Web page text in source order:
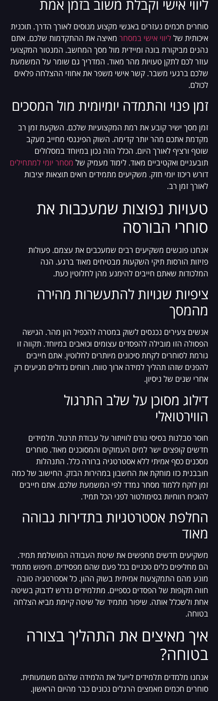
ליווי אישי וקבלת משוב בזמן אמת
סוחרים חכמים נעזרים באנשי מקצוע מנוסים לאורך הדרך. תוכנית
איכותית שלליווי אישי במסחר מאיצה את ההתקדמות שלכם. אתם
נהנים מביקורת בונה ומיידית מול מסך המחשב. המנטור המקצועי
עוזר לכם לתקן טעויות מהר מאוד. המדריך גם שומר על המשמעת
שלכם ברגעי משבר. קשר אישי משפר את אחוזי ההצלחה פלאים
לכולם.
זמן פנוי והתמדה יומיומית מול המסכים
זמן מסך ישיר קובע את רמת המקצועיות שלכם. השקעת זמן רב
מקדמת אתכם מהר יותר קדימה. השוק הפיננסי מחייב מעקב
שוטף ורציף לאורך היום. הכלל הזה נכון במיוחד במסלולים
תובעניים ואקטיביים מאוד. לימוד מעמיק של מסחר יומי למתחילים
דורש ריכוז יומי חזק. משקיעים מתמידים רואים תוצאות יציבות
לאורך זמן רב.
טעויות נפוצות שמעכבות את
סוחרי הבורסה
אנחנו פוגשים משקיעים רבים שמעכבים את עצמם. פעולות
פזיזות הורסות תיקי השקעות מבטיחים מאוד ברגע. הנה
המלכודות שאתם חייבים להימנע מהן לחלוטין כעת.
ציפיות שגויות להתעשרות מהירה
מהמסך
אנשים צעירים נכנסים לשוק במטרה להכפיל הון מהר. הגישה
הפסולה הזו מובילה להפסדים עצומים וכואבים במיוחד. תקווה זו
גורמת לסוחרים לקחת סיכונים מיותרים לחלוטין. אתם חייבים
להפנים שזהו תהליך למידה ארוך טווח. רווחים גדולים מגיעים רק
אחרי שנים של ניסיון.
דילוג מסוכן על שלב התרגול
הווירטואלי
חוסר סבלנות בסיסי גורם לוויתור על עבודת תרגול. תלמידים
חדשים קופצים ישר למים העמוקים והמסוכנים מאוד. סוחרים
מסכנים כסף אמיתי ללא אסטרטגיה ברורה כלל. התנהלות
חובבנית כזו מוחקת את החשבון במהירות הבזק. החישוב של כמה
זמן לוקח ללמוד מסחר נמדד לפי המשמעת שלכם. אתם חייבים
להוכיח רווחיות בסימולטור לפני הכל תמיד.
החלפת אסטרטגיות בתדירות גבוהה
מאוד
משקיעים חדשים מחפשים את שיטת העבודה המושלמת תמיד.
הם מחליפים כלים טכניים בכל פעם שהם מפסידים. חיפוש מתמיד
מונע מהם התמקצעות אמיתית בשוק ההון. כל אסטרטגיה טובה
חווה תקופות של הפסדים כספיים. מתלמידים נדרש לדבוק בשיטה
אחת ולשכלל אותה. שיפור מתמיד של שיטה קיימת מביא הצלחה
בטוחה.
איך מאיצים את התהליך בצורה
בטוחה?
אנחנו מלמדים תלמידים לייעל את הלמידה שלהם משמעותית.
סוחרים חכמים מאמצים הרגלים נכונים כבר מהיום הראשון.